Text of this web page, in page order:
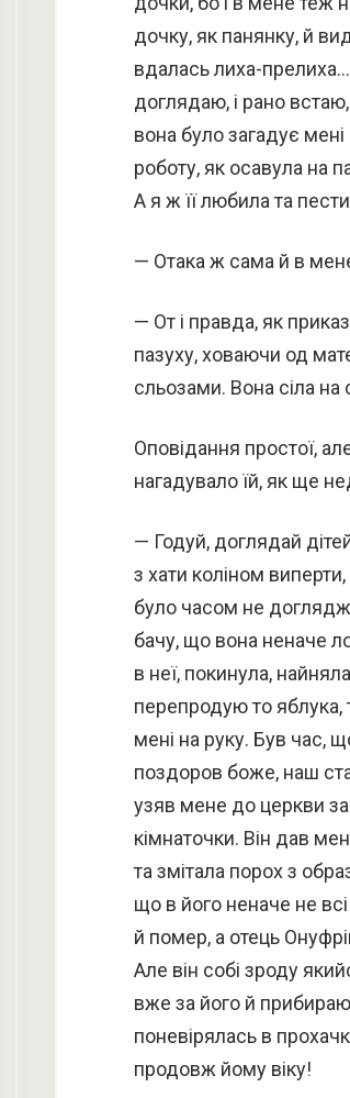
дочку, як панянку, й
вдалась лиха-
доглядаю, і рано
вона було загадує
роботу, як осавула на
А я ж її любила та
— Отака ж сама й в мене
— От і правда, як
пазуху, ховаючи од
сльозами. Вона сіла
Оповідання простої,
нагадувало їй, як ще
— Годуй, доглядай
з хати коліном
було часом не
бачу, що вона неначе
в неї, покинула,
перепродую то яблука,
мені на руку. Був час,
поздоров боже, наш
узяв мене до церкви
кімнаточки. Він дав
та змітала порох з
що в його неначе не
й помер, а отець
Але він собі зроду
вже за його й
поневірялась в
продовж йому віку!